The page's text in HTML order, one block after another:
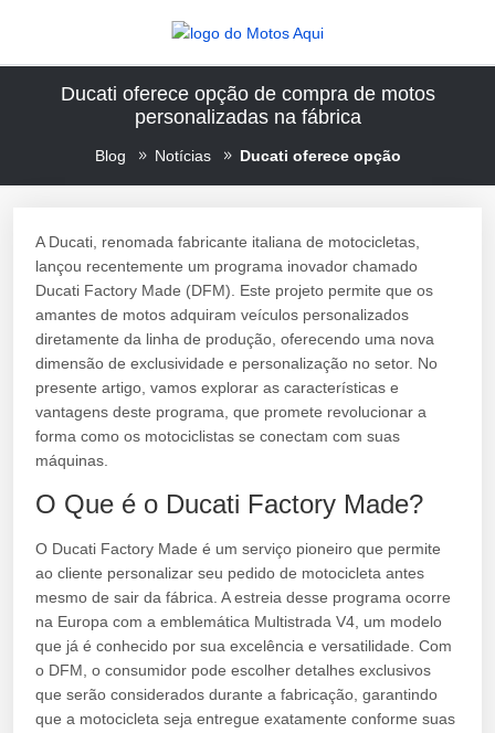
Ducati oferece opção de compra de motos
personalizadas na fábrica
Blog Notícias Ducati oferece opção
A Ducati, renomada fabricante italiana de motocicletas,
lançou recentemente um programa inovador chamado
Ducati Factory Made (DFM). Este projeto permite que os
amantes de motos adquiram veículos personalizados
diretamente da linha de produção, oferecendo uma nova
dimensão de exclusividade e personalização no setor. No
presente artigo, vamos explorar as características e
vantagens deste programa, que promete revolucionar a
forma como os motociclistas se conectam com suas
máquinas.
O Que é o Ducati Factory Made?
O Ducati Factory Made é um serviço pioneiro que permite
ao cliente personalizar seu pedido de motocicleta antes
mesmo de sair da fábrica. A estreia desse programa ocorre
na Europa com a emblemática Multistrada V4, um modelo
que já é conhecido por sua excelência e versatilidade. Com
o DFM, o consumidor pode escolher detalhes exclusivos
que serão considerados durante a fabricação, garantindo
que a motocicleta seja entregue exatamente conforme suas